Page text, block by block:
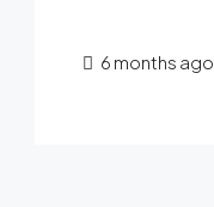
6 months ago